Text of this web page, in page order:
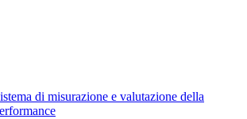
di misurazione e valutazione della